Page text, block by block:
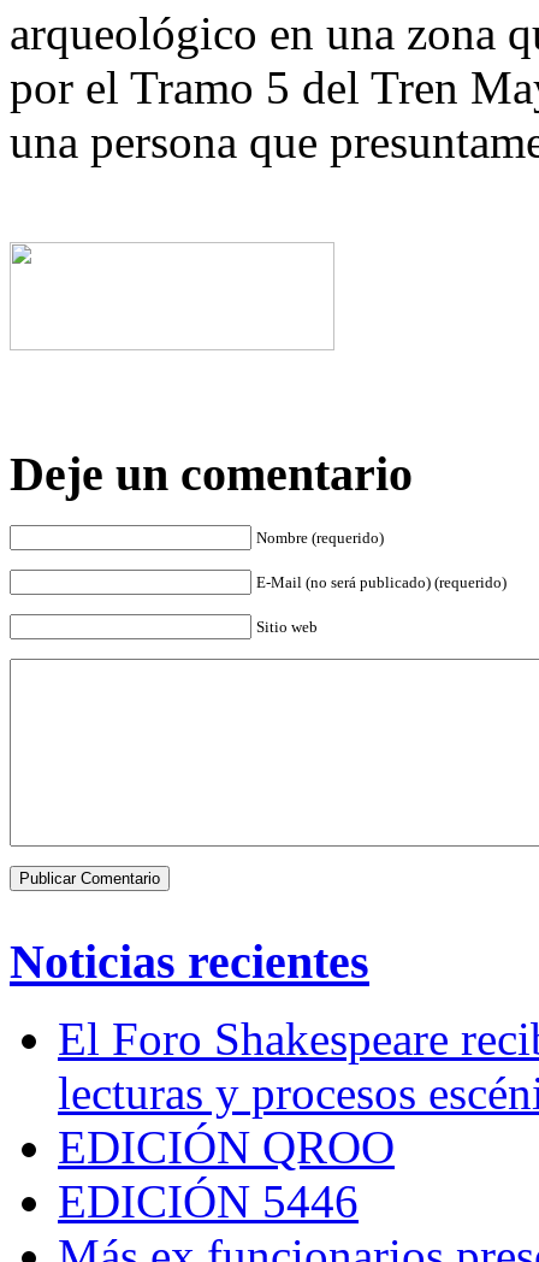
arqueológico en una zona
por el Tramo 5 del Tren
una persona que
Deje un comentario
Nombre (requerido)
E-Mail (no será publicado) (requerido)
Sitio web
Noticias recientes
El Foro Shakespeare
lecturas y procesos
EDICIÓN QROO
EDICIÓN 5446